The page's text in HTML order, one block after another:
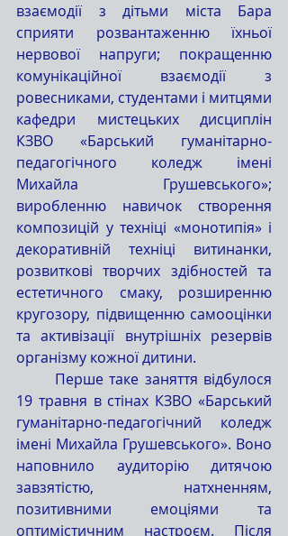
взаємодії з дітьми міста Бара
сприяти розвантаженню їхньої
нервової напруги; покращенню
комунікаційної взаємодії з
ровесниками, студентами і митцями
кафедри мистецьких дисциплін
КЗВО «Барський гуманітарно-
педагогічного коледж імені
Михайла Грушевського»;
виробленню навичок створення
композицій у техніці «монотипія» і
декоративній техніці витинанки,
розвиткові творчих здібностей та
естетичного смаку, розширенню
кругозору, підвищенню самооцінки
та активізації внутрішніх резервів
організму кожної дитини.
19 травня в стінах КЗВО «Барський
гуманітарно-педагогічний коледж
імені Михайла Грушевського». Воно
наповнило аудиторію дитячою
завзятістю, натхненням,
позитивними емоціями та
оптимістичним настроєм. Після